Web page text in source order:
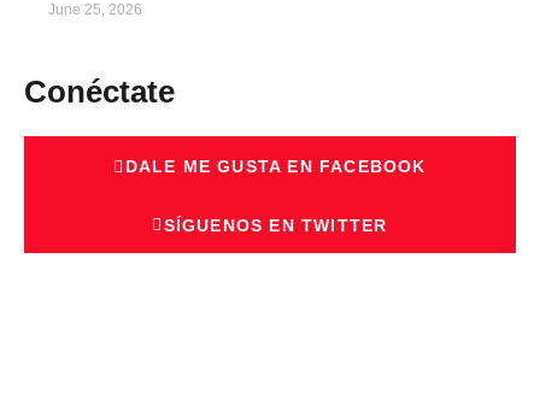
June 25, 2026
Conéctate
DALE ME GUSTA EN FACEBOOK
SÍGUENOS EN TWITTER